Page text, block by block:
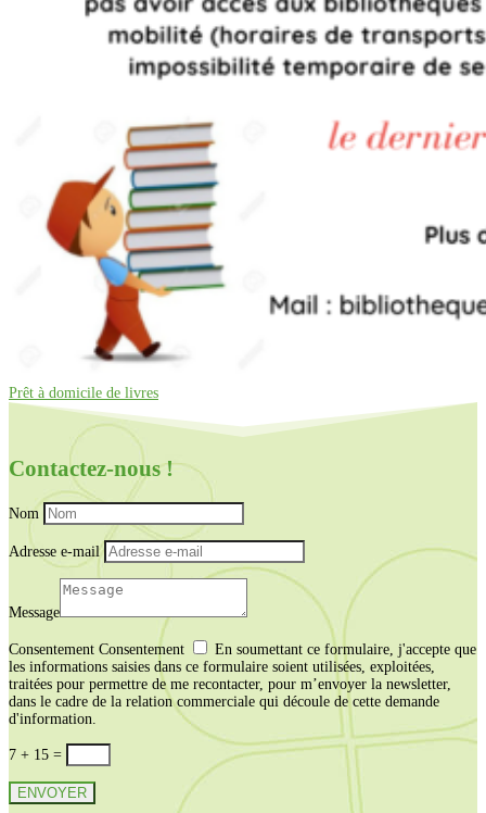
Prêt à domicile de livres
Contactez-nous !
Nom
Adresse e-mail
Message
Consentement Consentement
En soumettant ce formulaire, j'accepte que
les informations saisies dans ce formulaire soient utilisées, exploitées,
traitées pour permettre de me recontacter, pour m’envoyer la newsletter,
dans le cadre de la relation commerciale qui découle de cette demande
d'information.
7 + 15 =
ENVOYER